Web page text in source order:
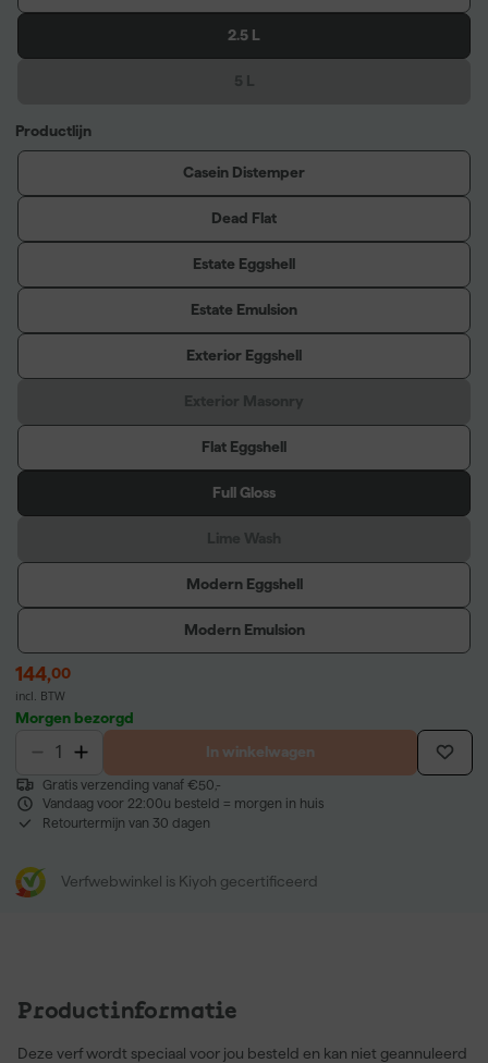
2.5 L
Productlijn
Casein Distemper
Dead Flat
Estate Eggshell
Estate Emulsion
Exterior Eggshell
Flat Eggshell
Full Gloss
Modern Eggshell
Modern Emulsion
144,00
incl. BTW
Morgen bezorgd
In winkelwagen
Gratis verzending vanaf €50,-
Vandaag voor 22:00u besteld = morgen in huis
Retourtermijn van 30 dagen
Verfwebwinkel is Kiyoh gecertificeerd
Productinformatie
Deze verf wordt speciaal voor jou besteld en kan niet geannuleerd